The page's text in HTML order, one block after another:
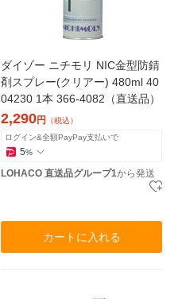
ダイゾー ニチモリ NIC金型防錆
剤スプレー(クリアー) 480ml 40
04230 1本 366-4082（直送品）
2,290円
（税込）
ログイン&全額PayPay支払いで
5%
LOHACO 直送品グループ1から発送
カートに入れる